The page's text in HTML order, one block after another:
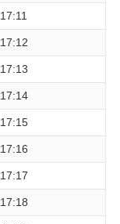
17:11
17:12
17:13
17:14
17:15
17:16
17:17
17:18